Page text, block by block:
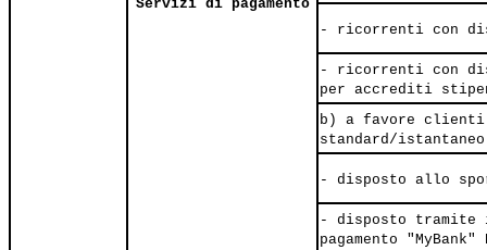
Servizi di pagamento
- ricorrenti con
- ricorrenti con
per accrediti
b) a favore
standard/
- disposto allo
- disposto
pagamento "MyBank"